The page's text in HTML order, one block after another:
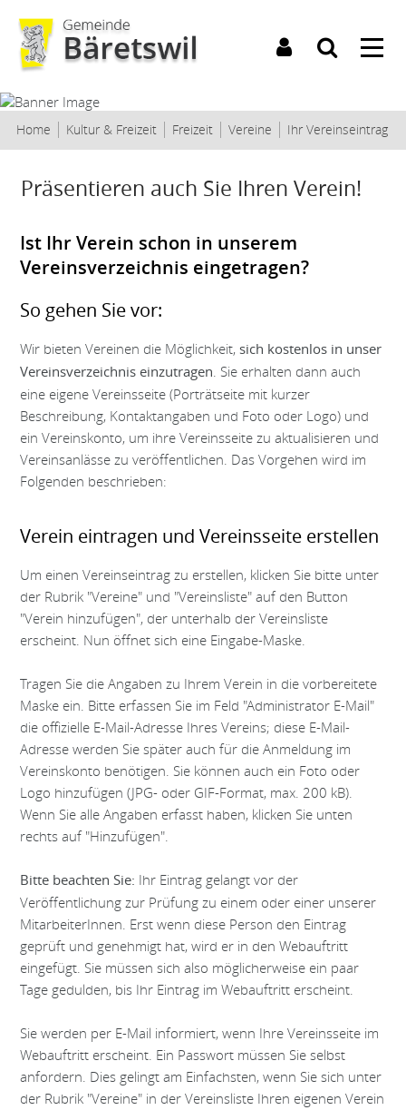
Home Kultur & Freizeit Freizeit Vereine Ihr Vereinseintrag
Inhalt
Präsentieren auch Sie Ihren Verein!
Ist Ihr Verein schon in unserem
Vereinsverzeichnis eingetragen?
So gehen Sie vor:
Wir bieten Vereinen die Möglichkeit, sich kostenlos in unser
Vereinsverzeichnis einzutragen . Sie erhalten dann auch
eine eigene Vereinsseite (Porträtseite mit kurzer
Beschreibung, Kontaktangaben und Foto oder Logo) und
ein Vereinskonto, um ihre Vereinsseite zu aktualisieren und
Vereinsanlässe zu veröffentlichen. Das Vorgehen wird im
Folgenden beschrieben:
Verein eintragen und Vereinsseite erstellen
Um einen Vereinseintrag zu erstellen, klicken Sie bitte unter
der Rubrik "Vereine" und "Vereinsliste" auf den Button
"Verein hinzufügen", der unterhalb der Vereinsliste
erscheint. Nun öffnet sich eine Eingabe-Maske.
Tragen Sie die Angaben zu Ihrem Verein in die vorbereitete
Maske ein. Bitte erfassen Sie im Feld "Administrator E-Mail"
die offizielle E-Mail-Adresse Ihres Vereins; diese E-Mail-
Adresse werden Sie später auch für die Anmeldung im
Vereinskonto benötigen. Sie können auch ein Foto oder
Logo hinzufügen (JPG- oder GIF-Format, max. 200 kB).
Wenn Sie alle Angaben erfasst haben, klicken Sie unten
rechts auf "Hinzufügen".
Bitte beachten Sie: Ihr Eintrag gelangt vor der
Veröffentlichung zur Prüfung zu einem oder einer unserer
MitarbeiterInnen. Erst wenn diese Person den Eintrag
geprüft und genehmigt hat, wird er in den Webauftritt
eingefügt. Sie müssen sich also möglicherweise ein paar
Tage gedulden, bis Ihr Eintrag im Webauftritt erscheint.
Sie werden per E-Mail informiert, wenn Ihre Vereinsseite im
Webauftritt erscheint. Ein Passwort müssen Sie selbst
anfordern. Dies gelingt am Einfachsten, wenn Sie sich unter
der Rubrik "Vereine" in der Vereinsliste Ihren eigenen Verein